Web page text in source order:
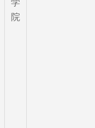
学
院